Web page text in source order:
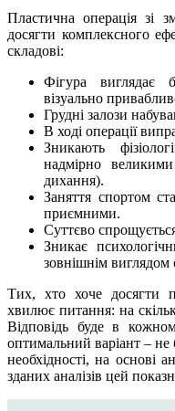
Пластична операція зі
досягти комплексного
складові:
Фігура виглядає
візуально
Грудні залози
В ході операції
Зникають
надмірно
дихання).
Заняття спортом
приємними.
Суттєво
Зникає
зовнішнім виглядом
Тих, хто хоче досягти
хвилює питання: на
Відповідь буде в
оптимальний варіант –
необхідності, на основі
зданих аналізів цей